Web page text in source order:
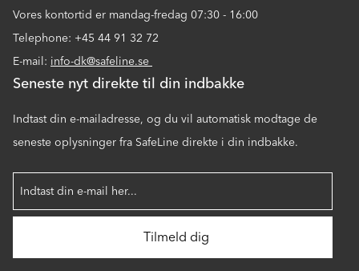
Vores kontortid er mandag-fredag 07:30 - 16:00
Telephone: +45 44 91 32 72
E-mail: info-dk@safeline.se
Seneste nyt direkte til din indbakke
Indtast din e-mailadresse, og du vil automatisk modtage de
seneste oplysninger fra SafeLine direkte i din indbakke.